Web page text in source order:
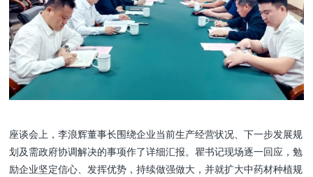
座谈会上，李浪辉董事长围绕企业当前生产经营状况、下一步发展规
划及需政府协调解决的事项作了详细汇报。瞿书记现场逐一回应，勉
励企业坚定信心、发挥优势，持续做强做大，并就扩大中药材种植规